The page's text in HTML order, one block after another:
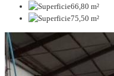
66,80 m²
75,50 m²